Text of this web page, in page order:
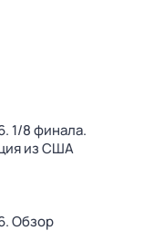
1/8 финала.
из США
Обзор